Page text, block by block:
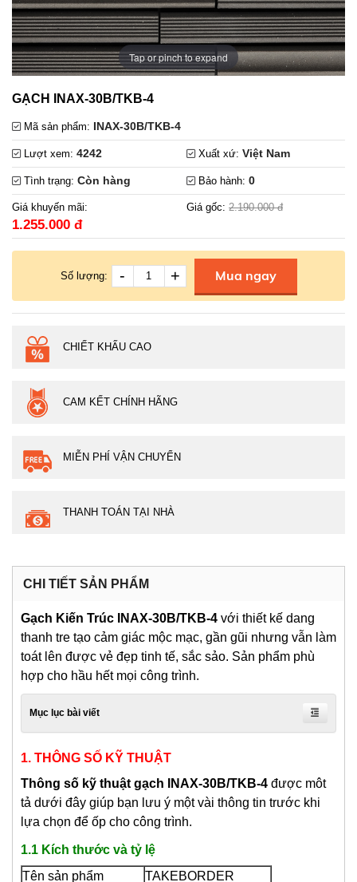
Tap or pinch to expand
GẠCH INAX-30B/TKB-4
Mã sản phẩm: INAX-30B/TKB-4
Lượt xem: 4242 Xuất xứ: Việt Nam
Tình trạng: Còn hàng Bảo hành: 0
Giá khuyến mãi:
1.255.000 đ
Giá gốc: 2.190.000 đ
Số lượng: - + Mua ngay
CHIẾT KHẤU CAO
CAM KẾT CHÍNH HÃNG
MIỄN PHÍ VẬN CHUYỂN
THANH TOÁN TẠI NHÀ
CHI TIẾT SẢN PHẨM
Gạch Kiến Trúc INAX-30B/TKB-4 với thiết kế dang
thanh tre tạo cảm giác mộc mạc, gần gũi nhưng vẫn làm
toát lên được vẻ đẹp tinh tế, sắc sảo. Sản phẩm phù
hợp cho hầu hết mọi công trình.
Mục lục bài viết
1. THÔNG SỐ KỸ THUẬT
Thông số kỹ thuật gạch INAX-30B/TKB-4 được môt
tả dưới đây giúp bạn lưu ý một vài thông tin trước khi
lựa chọn để ốp cho công trình.
1.1 Kích thước và tỷ lệ
Tên sản phẩm
TAKEBORDER